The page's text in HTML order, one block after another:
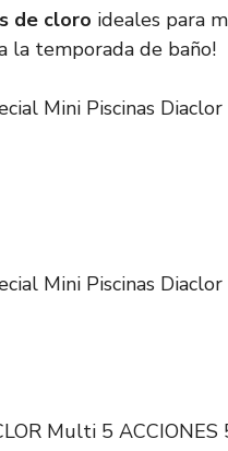
de cloro ideales para
la temporada de baño!
Mini Piscinas
Mini Piscinas
Multi 5